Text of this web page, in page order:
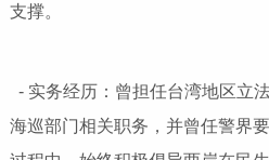
支撑。
- 实务经历：曾担任台湾地区立
海巡部门相关职务，并曾任警界